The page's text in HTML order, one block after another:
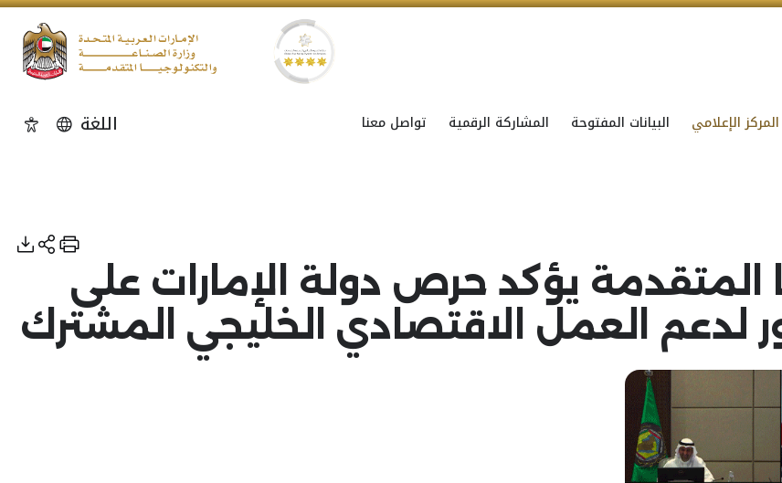
المركز الإعلامي البيانات المفتوحة المشاركة الرقمية تواصل معنا اللغة
المتقدمة يؤكد حرص دولة الإمارات على
لدعم العمل الاقتصادي الخليجي المشترك